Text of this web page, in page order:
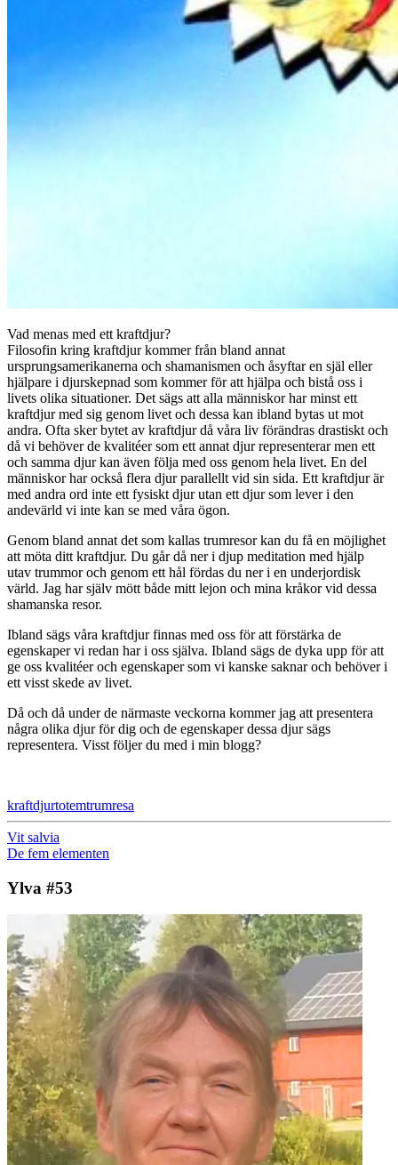
Vad menas med ett kraftdjur?
Filosofin kring kraftdjur kommer från bland annat
ursprungsamerikanerna och shamanismen och åsyftar en själ eller
hjälpare i djurskepnad som kommer för att hjälpa och bistå oss i
livets olika situationer. Det sägs att alla människor har minst ett
kraftdjur med sig genom livet och dessa kan ibland bytas ut mot
andra. Ofta sker bytet av kraftdjur då våra liv förändras drastiskt och
då vi behöver de kvalitéer som ett annat djur representerar men ett
och samma djur kan även följa med oss genom hela livet. En del
människor har också flera djur parallellt vid sin sida. Ett kraftdjur är
med andra ord inte ett fysiskt djur utan ett djur som lever i den
andevärld vi inte kan se med våra ögon.
Genom bland annat det som kallas trumresor kan du få en möjlighet
att möta ditt kraftdjur. Du går då ner i djup meditation med hjälp
utav trummor och genom ett hål fördas du ner i en underjordisk
värld. Jag har själv mött både mitt lejon och mina kråkor vid dessa
shamanska resor.
Ibland sägs våra kraftdjur finnas med oss för att förstärka de
egenskaper vi redan har i oss själva. Ibland sägs de dyka upp för att
ge oss kvalitéer och egenskaper som vi kanske saknar och behöver i
ett visst skede av livet.
Då och då under de närmaste veckorna kommer jag att presentera
några olika djur för dig och de egenskaper dessa djur sägs
representera. Visst följer du med i min blogg?
kraftdjurtotemtrumresa
Vit salvia
De fem elementen
Ylva #53